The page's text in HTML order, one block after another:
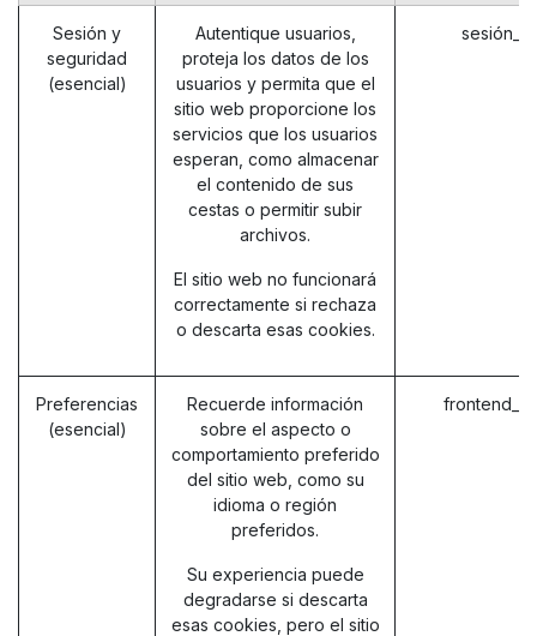
Sesión y
seguridad
(esencial)
Autentique usuarios,
proteja los datos de los
usuarios y permita que el
sitio web proporcione los
servicios que los usuarios
esperan, como almacenar
el contenido de sus
cestas o permitir subir
archivos.
El sitio web no funcionará
correctamente si rechaza
o descarta esas cookies.
Preferencias
(esencial)
Recuerde información
sobre el aspecto o
comportamiento preferido
del sitio web, como su
idioma o región
preferidos.
Su experiencia puede
degradarse si descarta
esas cookies, pero el sitio